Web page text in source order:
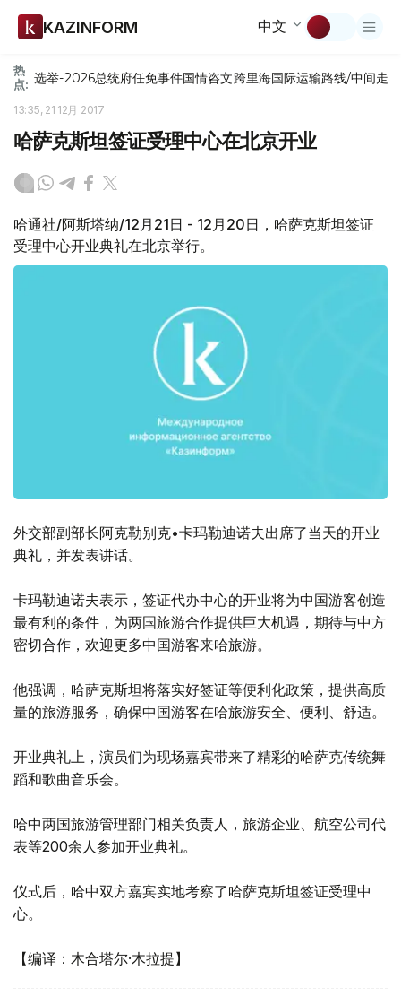
KAZINFORM 中文
热
点: 选举-2026总统府任免事件国情咨文跨里海国际运输路线/中间走廊
13:35, 21 12月 2017
哈萨克斯坦签证受理中心在北京开业
哈通社/阿斯塔纳/12月21日 - 12月20日，哈萨克斯坦签证
受理中心开业典礼在北京举行。
外交部副部长阿克勒别克•卡玛勒迪诺夫出席了当天的开业
典礼，并发表讲话。
卡玛勒迪诺夫表示，签证代办中心的开业将为中国游客创造
最有利的条件，为两国旅游合作提供巨大机遇，期待与中方
密切合作，欢迎更多中国游客来哈旅游。
他强调，哈萨克斯坦将落实好签证等便利化政策，提供高质
量的旅游服务，确保中国游客在哈旅游安全、便利、舒适。
开业典礼上，演员们为现场嘉宾带来了精彩的哈萨克传统舞
蹈和歌曲音乐会。
哈中两国旅游管理部门相关负责人，旅游企业、航空公司代
表等200余人参加开业典礼。
仪式后，哈中双方嘉宾实地考察了哈萨克斯坦签证受理中
心。
【编译：木合塔尔·木拉提】